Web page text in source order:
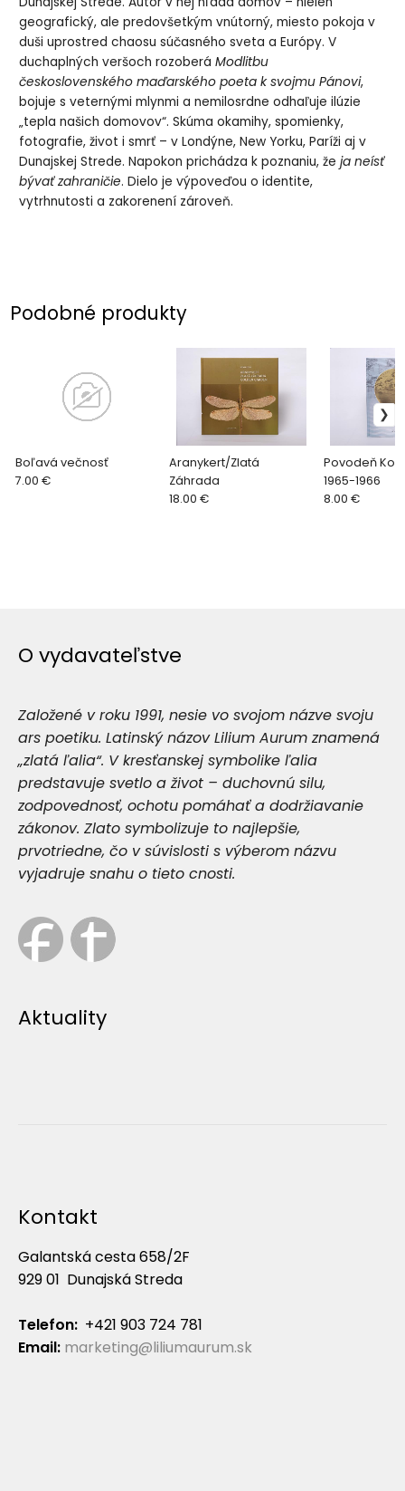
geografický, ale predovšetkým vnútorný, miesto pokoja v
duši uprostred chaosu súčasného sveta a Európy. V
duchaplných veršoch rozoberáModlitbu
československého maďarského poeta k svojmu Pánovi,
bojuje s veternými mlynmi a nemilosrdne odhaľuje ilúzie
„tepla našich domovov“. Skúma okamihy, spomienky,
fotografie, život i smrť – v Londýne, New Yorku, Paríži aj v
Dunajskej Strede. Napokon prichádza k poznaniu, žeja neísť
bývať zahraničie. Dielo je výpoveďou o identite,
vytrhnutosti a zakorenení zároveň.
Podobné produkty
Boľavá večnosť
7.00 €
Aranykert/Zlatá
Záhrada
18.00 €
Povodeň
1965-1966
8.00 €
O vydavateľstve
Založené v roku 1991, nesie vo svojom názve svoju
ars poetiku. Latinský názov Lilium Aurum znamená
„zlatá ľalia“. V kresťanskej symbolike ľalia
predstavuje svetlo a život – duchovnú silu,
zodpovednosť, ochotu pomáhať a dodržiavanie
zákonov. Zlato symbolizuje to najlepšie,
prvotriedne, čo v súvislosti s výberom názvu
vyjadruje snahu o tieto cnosti.
Aktuality
Kontakt
Galantská cesta 658/2F
929 01 Dunajská Streda
Telefon: +421 903 724 781
Email: marketing@liliumaurum.sk